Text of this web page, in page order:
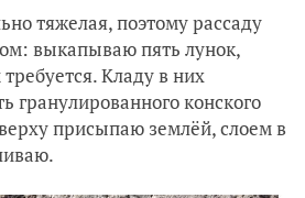
тяжелая, поэтому рассаду
выкапываю пять лунок,
Кладу в них
гранулированного конского
присыпаю землёй, слоем в